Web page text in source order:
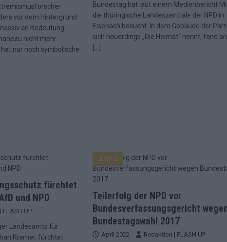
JJ hat den Abend gerettet – der Rest des ESC-Halbfinales war solide, aber kein
Halbfinale 2: Das sagen die Wettquoten – vier sicher, sechs zittern, einer
vor dem Hintergrund
an Bedeutung
nicht mehr
hat nur noch symbolische
Bundestag hat laut einem Medienbericht
die thüringische Landeszentrale der NPD in
Eisenach besucht. In dem Gebäude der
sich neuerdings „Die Heimat“ nennt, fand
fürchtet
und NPD
FLASH UP
Landesamts für
Kramer, fürchtet
JUSTIZ
Teilerfolg der NPD vor
Bundesverfassungsgericht
Bundestagswahl 2017
April 2022 Redaktion | FLASH UP